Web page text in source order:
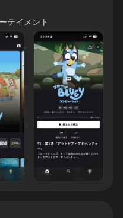
テイメント